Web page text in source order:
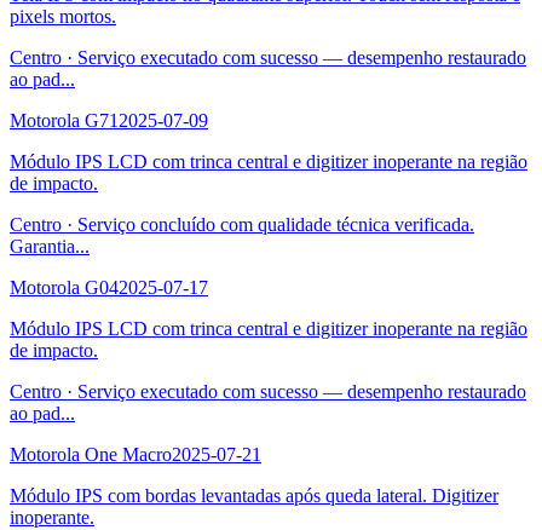
pixels mortos.
Centro · Serviço executado com sucesso — desempenho restaurado
ao pad...
Motorola G71 2025-07-09
Módulo IPS LCD com trinca central e digitizer inoperante na região
de impacto.
Centro · Serviço concluído com qualidade técnica verificada.
Garantia...
Motorola G042025-07-17
Módulo IPS LCD com trinca central e digitizer inoperante na região
de impacto.
Centro · Serviço executado com sucesso — desempenho restaurado
ao pad...
Motorola One Macro2025-07-21
Módulo IPS com bordas levantadas após queda lateral. Digitizer
inoperante.